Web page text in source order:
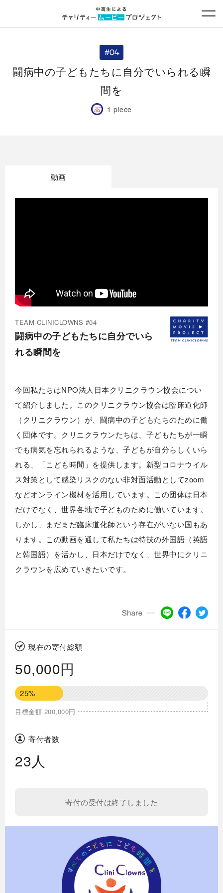
闘病中の子どもたちに自分でいられる瞬
間を
1 piece
動画
TEAM CLINICLOWNS #04
闘病中の子どもたちに自分でいら
れる瞬間を
今回私たちはNPO法人日本クリニクラウン協会につい
て紹介しました。このクリニクラウン協会は臨床道化師
（クリニクラウン）が、闘病中の子どもたちのために働
く団体です。クリニクラウンたちは、子どもたちが一瞬
でも病気を忘れられるような、子どもが自分らしくいら
れる、「こども時間」を提供します。新型コロナウイル
ス対策として感染リスクのない非対面活動としてzoom
などオンライン機材を活用しています。この団体は日本
だけでなく、世界各地で子どものために働いています。
しかし、まだまだ臨床道化師という存在がいない国もあ
ります。この動画を通して私たちは特技の外国語（英語
と韓国語）を活かし、日本だけでなく、世界中にクリニ
クラウンを広めていきたいです。
現在の寄付総額
50,000円
25%
目標金額 200,000円
寄付者数
23人
寄付の受付は終了しました